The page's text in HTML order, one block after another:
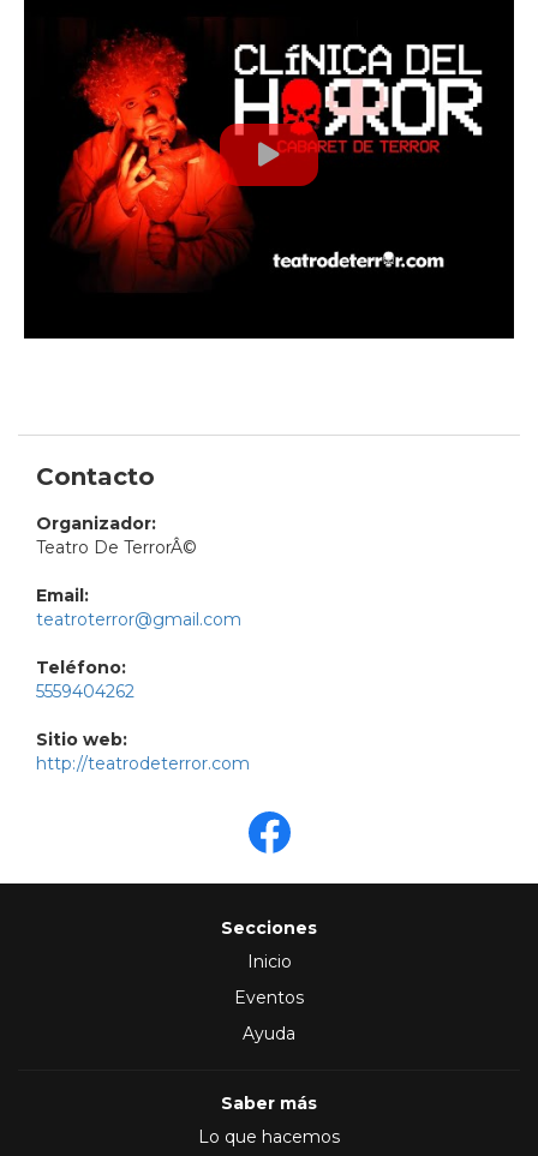
Contacto
Organizador:
Teatro De TerrorÂ©
Email:
teatroterror@gmail.com
Teléfono:
5559404262
Sitio web:
http://teatrodeterror.com
Secciones
Inicio
Eventos
Ayuda
Saber más
Lo que hacemos